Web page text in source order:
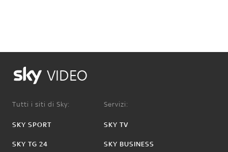
VIDEO
Tutti i siti di Sky:
SKY SPORT
SKY TG 24
Servizi:
SKY TV
SKY BUSINESS